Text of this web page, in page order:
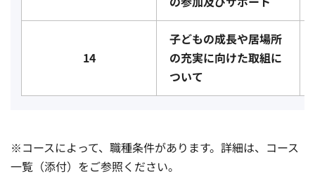
14
子どもの成長や居場所
の充実に向けた取組に
ついて
※コースによって、職種条件があります。詳細は、コース
一覧（添付）をご参照ください。